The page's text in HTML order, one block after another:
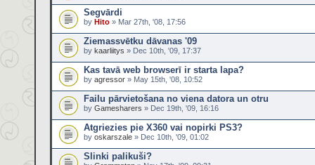
Segvārdi
by Hito » Mar 27th, '08, 17:56
Ziemassvētku dāvanas '09
by kaarliitys » Dec 10th, '09, 17:37
Kas tavā web browserī ir starta lapa?
by agressor » May 15th, '08, 10:52
Failu pārvietošana no viena datora un otru
by Gamesharers » Dec 19th, '09, 16:16
Atgriezies pie X360 vai nopirki PS3?
by oskarszale » Dec 10th, '09, 01:02
Slinki palikuši?